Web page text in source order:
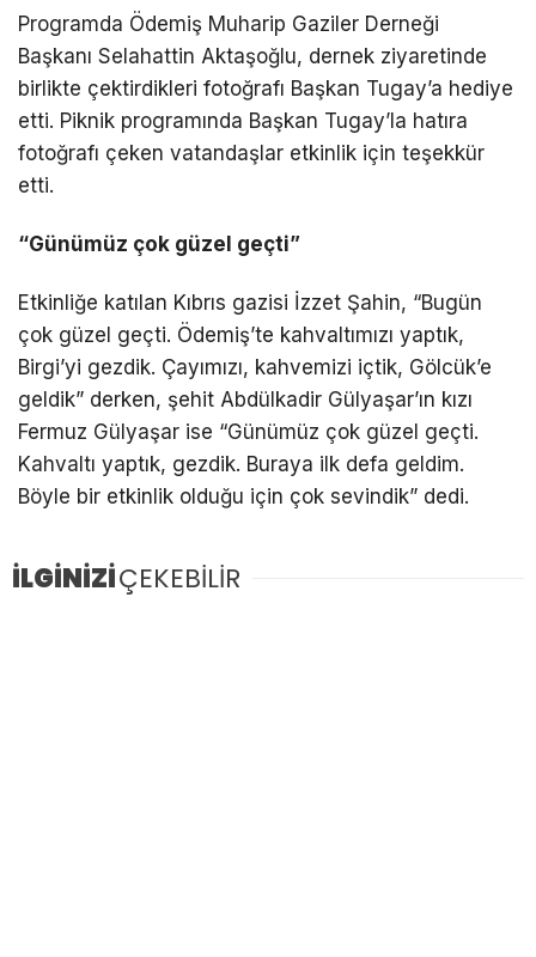
Programda Ödemiş Muharip Gaziler Derneği
Başkanı Selahattin Aktaşoğlu, dernek ziyaretinde
birlikte çektirdikleri fotoğrafı Başkan Tugay’a hediye
etti. Piknik programında Başkan Tugay’la hatıra
fotoğrafı çeken vatandaşlar etkinlik için teşekkür
etti.
“Günümüz çok güzel geçti”
Etkinliğe katılan Kıbrıs gazisi İzzet Şahin, “Bugün
çok güzel geçti. Ödemiş’te kahvaltımızı yaptık,
Birgi’yi gezdik. Çayımızı, kahvemizi içtik, Gölcük’e
geldik” derken, şehit Abdülkadir Gülyaşar’ın kızı
Fermuz Gülyaşar ise “Günümüz çok güzel geçti.
Kahvaltı yaptık, gezdik. Buraya ilk defa geldim.
Böyle bir etkinlik olduğu için çok sevindik” dedi.
İLGİNİZİÇEKEBİLİR